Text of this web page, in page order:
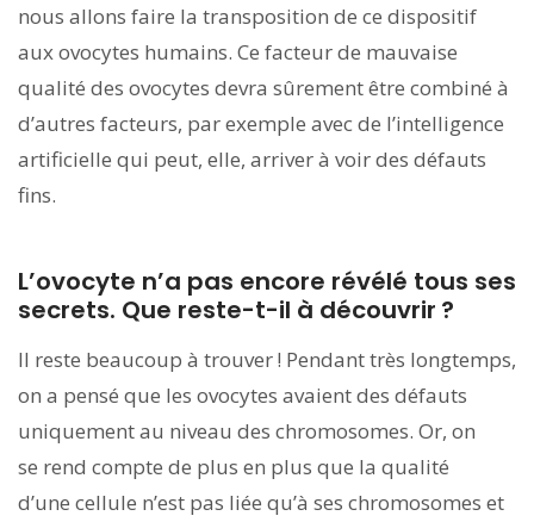
nous allons faire la transposition de ce dispositif
aux ovocytes humains. Ce facteur de mauvaise
qualité des ovocytes devra sûrement être combiné à
d’autres facteurs, par exemple avec de l’intelligence
artificielle qui peut, elle, arriver à voir des défauts
fins.
L’ovocyte n’a pas encore révélé tous ses
secrets. Que reste-t-il à découvrir ?
Il reste beaucoup à trouver ! Pendant très longtemps,
on a pensé que les ovocytes avaient des défauts
uniquement au niveau des chromosomes. Or, on
se rend compte de plus en plus que la qualité
d’une cellule n’est pas liée qu’à ses chromosomes et